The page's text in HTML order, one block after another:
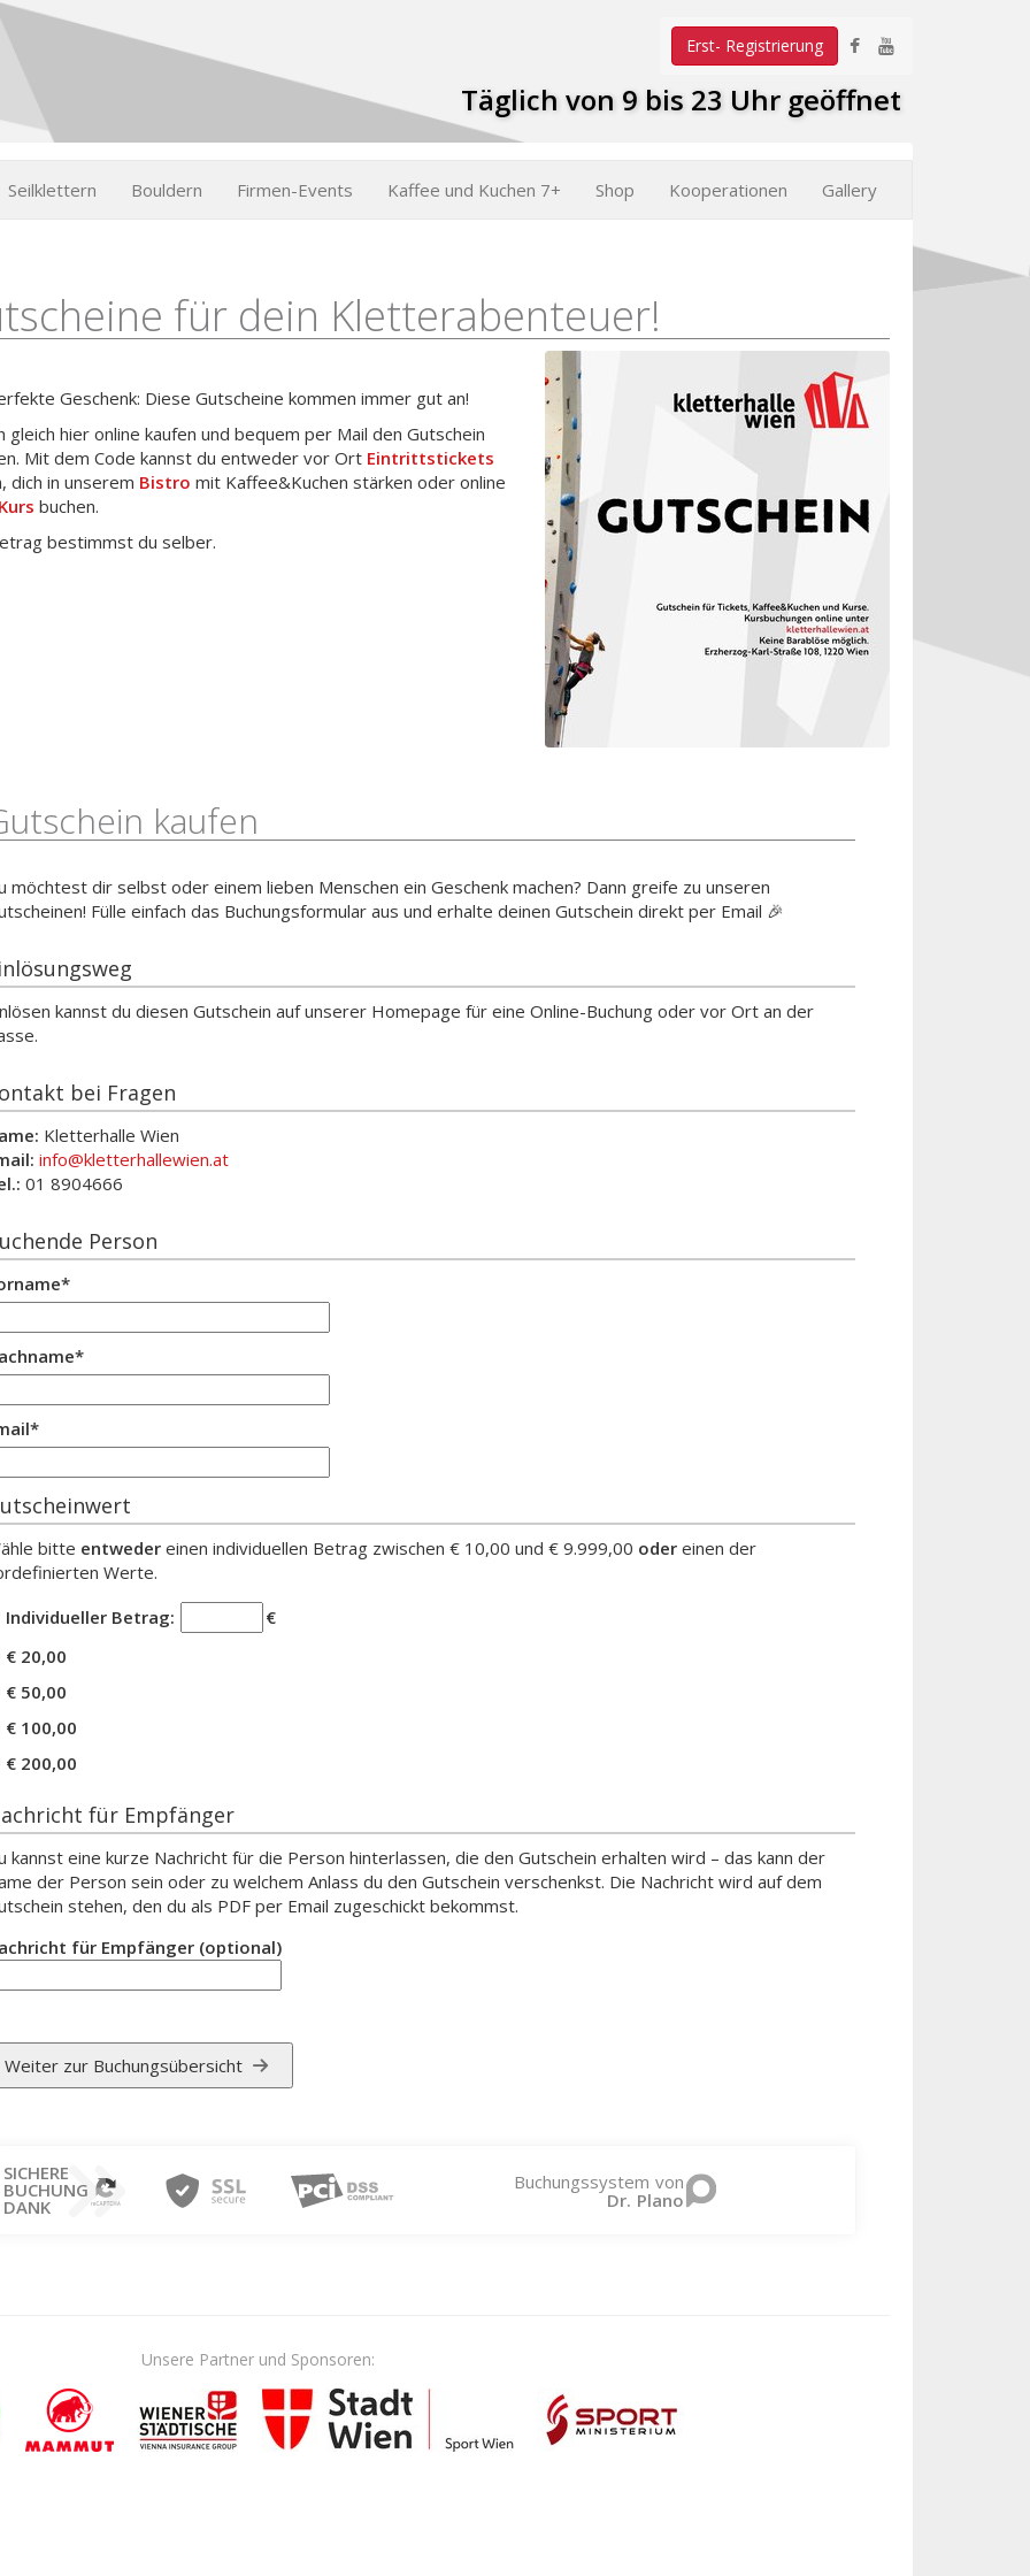
Erst- Registrierung
Täglich von 9 bis 23 Uhr geöffnet
Seilklettern Bouldern Firmen-Events Kaffee und Kuchen 7+ Shop Kooperationen Gallery
für dein Kletterabenteuer!
Geschenk: Diese Gutscheine kommen immer gut an!
gleich hier online kaufen und bequem per Mail den Gutschein
Mit dem Code kannst du entweder vor Ort Eintrittstickets
dich in unserem Bistro mit Kaffee&Kuchen stärken oder online
Kurs buchen.
bestimmst du selber.
kaufen
möchtest dir selbst oder einem lieben Menschen ein Geschenk machen? Dann greife zu unseren
Fülle einfach das Buchungsformular aus und erhalte deinen Gutschein direkt per Email 🎉
kannst du diesen Gutschein auf unserer Homepage für eine Online-Buchung oder vor Ort an der
bei Fragen
Kletterhalle Wien
info@kletterhallewien.at
01 8904666
Person
bitte entwedereinen individuellen Betrag zwischen € 10,00 und € 9.999,00 odereinen der
Werte.
Individueller Betrag:
€
€ 20,00
€ 50,00
€ 100,00
€ 200,00
für Empfänger
kannst eine kurze Nachricht für die Person hinterlassen, die den Gutschein erhalten wird – das kann der
der Person sein oder zu welchem Anlass du den Gutschein verschenkst. Die Nachricht wird auf dem
stehen, den du als PDF per Email zugeschickt bekommst.
für Empfänger (optional)
Weiter zur Buchungsübersicht
SICHERE
BUCHUNG
DANK
Buchungssystem von
Dr. Plano
Unsere Partner und Sponsoren: